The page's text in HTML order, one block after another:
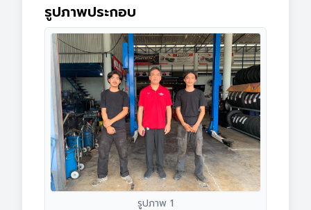
รูปภาพประกอบ
รูปภาพ 1